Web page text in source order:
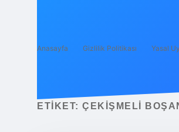
Anasayfa Gizlilik Politikası Yasal
ETIKET: ÇEKIŞMELI